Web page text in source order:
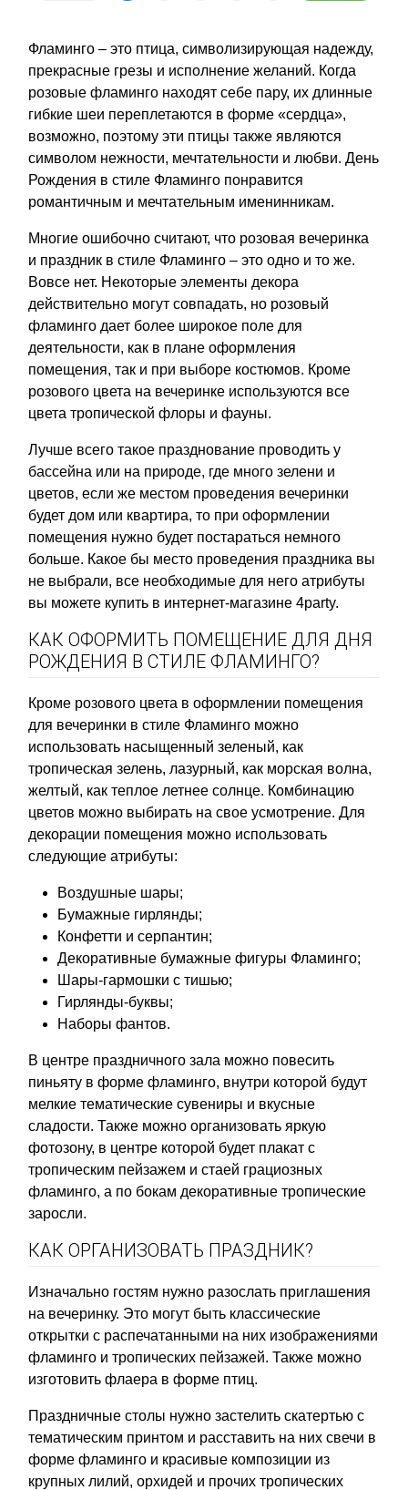
Фламинго – это птица, символизирующая надежду,
прекрасные грезы и исполнение желаний. Когда
розовые фламинго находят себе пару, их длинные
гибкие шеи переплетаются в форме «сердца»,
возможно, поэтому эти птицы также являются
символом нежности, мечтательности и любви. День
Рождения в стиле Фламинго понравится
романтичным и мечтательным именинникам.
Многие ошибочно считают, что розовая вечеринка
и праздник в стиле Фламинго – это одно и то же.
Вовсе нет. Некоторые элементы декора
действительно могут совпадать, но розовый
фламинго дает более широкое поле для
деятельности, как в плане оформления
помещения, так и при выборе костюмов. Кроме
розового цвета на вечеринке используются все
цвета тропической флоры и фауны.
Лучше всего такое празднование проводить у
бассейна или на природе, где много зелени и
цветов, если же местом проведения вечеринки
будет дом или квартира, то при оформлении
помещения нужно будет постараться немного
больше. Какое бы место проведения праздника вы
не выбрали, все необходимые для него атрибуты
вы можете купить в интернет-магазине 4party.
КАК ОФОРМИТЬ ПОМЕЩЕНИЕ ДЛЯ ДНЯ
РОЖДЕНИЯ В СТИЛЕ ФЛАМИНГО?
Кроме розового цвета в оформлении помещения
для вечеринки в стиле Фламинго можно
использовать насыщенный зеленый, как
тропическая зелень, лазурный, как морская волна,
желтый, как теплое летнее солнце. Комбинацию
цветов можно выбирать на свое усмотрение. Для
декорации помещения можно использовать
следующие атрибуты:
Воздушные шары;
Бумажные гирлянды;
Конфетти и серпантин;
Декоративные бумажные фигуры Фламинго;
Шары-гармошки с тишью;
Гирлянды-буквы;
Наборы фантов.
В центре праздничного зала можно повесить
пиньяту в форме фламинго, внутри которой будут
мелкие тематические сувениры и вкусные
сладости. Также можно организовать яркую
фотозону, в центре которой будет плакат с
тропическим пейзажем и стаей грациозных
фламинго, а по бокам декоративные тропические
заросли.
КАК ОРГАНИЗОВАТЬ ПРАЗДНИК?
Изначально гостям нужно разослать приглашения
на вечеринку. Это могут быть классические
открытки с распечатанными на них изображениями
фламинго и тропических пейзажей. Также можно
изготовить флаера в форме птиц.
Праздничные столы нужно застелить скатертью с
тематическим принтом и расставить на них свечи в
форме фламинго и красивые композиции из
крупных лилий, орхидей и прочих тропических